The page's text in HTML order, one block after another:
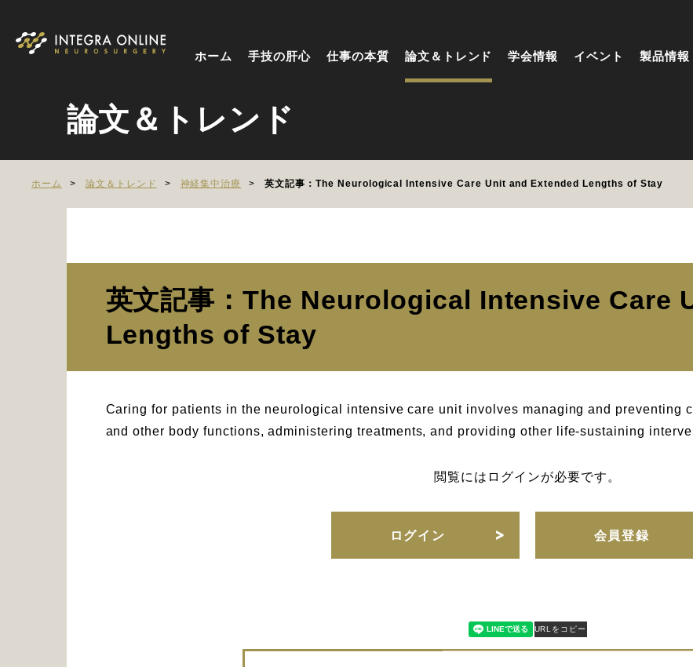
ホーム 手技の肝心 仕事の本質 論文＆トレンド 学会情報 イベント 製品情報
論文＆トレンド
ホーム 論文＆トレンド 神経集中治療 英文記事：The Neurological Intensive Care Unit and Extended Lengths of Stay
英文記事：The Neurological Intensive Care
Lengths of Stay
Caring for patients in the neurological intensive care unit involves managing and preventing
and other body functions, administering treatments, and providing other life-sustaining
閲覧にはログインが必要です。
ログイン 会員登録
URLをコピー